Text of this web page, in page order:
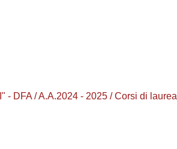
- DFA / A.A.2024 - 2025 / Corsi di